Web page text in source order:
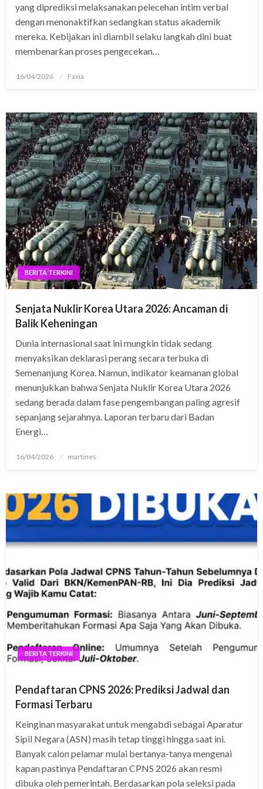
yang diprediksi melaksanakan pelecehan intim verbal
dengan menonaktifkan sedangkan status akademik
mereka. Kebijakan ini diambil selaku langkah dini buat
membenarkan proses pengecekan…
Posted
16/04/2026 Faxia
BERITA TERKINI
Senjata Nuklir Korea Utara 2026: Ancaman di
Balik Keheningan
Dunia internasional saat ini mungkin tidak sedang
menyaksikan deklarasi perang secara terbuka di
Semenanjung Korea. Namun, indikator keamanan global
menunjukkan bahwa Senjata Nuklir Korea Utara 2026
sedang berada dalam fase pengembangan paling agresif
sepanjang sejarahnya. Laporan terbaru dari Badan
Energi…
Posted
16/04/2026 martines
BERITA TERKINI
Pendaftaran CPNS 2026: Prediksi Jadwal dan
Formasi Terbaru
Keinginan masyarakat untuk mengabdi sebagai Aparatur
Sipil Negara (ASN) masih tetap tinggi hingga saat ini.
Banyak calon pelamar mulai bertanya-tanya mengenai
kapan pastinya Pendaftaran CPNS 2026 akan resmi
dibuka oleh pemerintah. Berdasarkan pola seleksi pada